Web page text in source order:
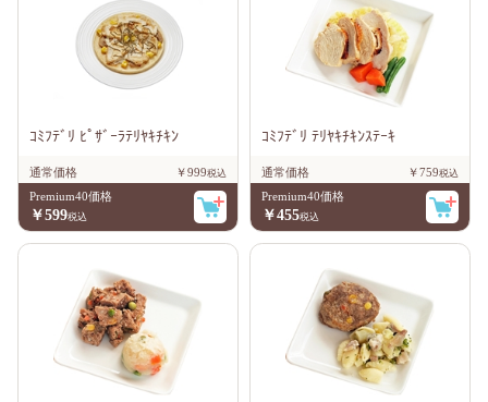
ｺﾐﾌﾃﾞﾘ ﾋﾟｻﾞｰﾗﾃﾘﾔｷﾁｷﾝ
通常価格
￥999
Premium40価格
￥599
ｺﾐﾌﾃﾞﾘ ﾃﾘﾔｷﾁｷﾝｽﾃｰｷ
通常価格
￥759
Premium40価格
￥455